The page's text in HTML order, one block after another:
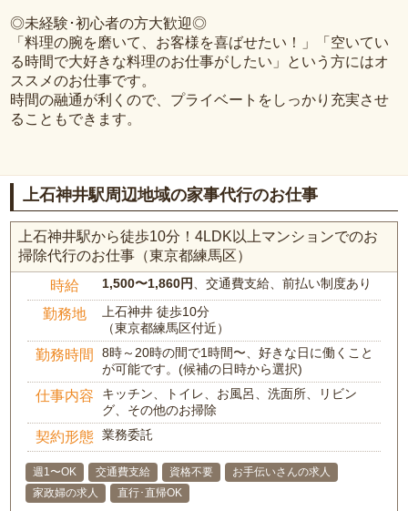
◎未経験･初心者の方大歓迎◎
「料理の腕を磨いて、お客様を喜ばせたい！」「空いてい
る時間で大好きな料理のお仕事がしたい」という方にはオ
ススメのお仕事です。
時間の融通が利くので、プライベートをしっかり充実させ
ることもできます。
上石神井駅周辺地域の家事代行のお仕事
上石神井駅から徒歩10分！4LDK以上マンションでのお
掃除代行のお仕事（東京都練馬区）
時給 1,500〜1,860円、交通費支給、前払い制度あり
勤務地
上石神井 徒歩10分
（東京都練馬区付近）
勤務時間
8時～20時の間で1時間〜、好きな日に働くこと
が可能です。(候補の日時から選択)
仕事内容
キッチン、トイレ、お風呂、洗面所、リビン
グ、その他のお掃除
契約形態 業務委託
週1〜OK 交通費支給 資格不要
お手伝いさんの求人
家政婦の求人
直行･直帰OK